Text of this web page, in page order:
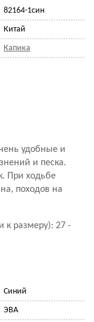
82164-1син
Китай
Капика
удобные и
и песка.
При ходьбе
походов на
к размеру): 27 -
Синий
ЭВА